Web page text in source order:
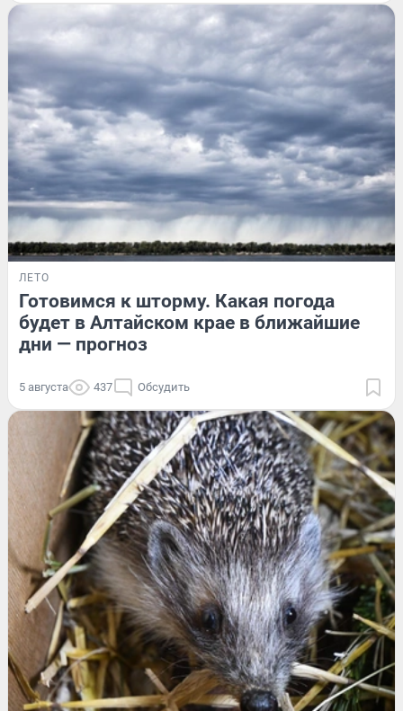
ЛЕТО
Готовимся к шторму. Какая погода
будет в Алтайском крае в ближайшие
дни — прогноз
5 августа 437 Обсудить